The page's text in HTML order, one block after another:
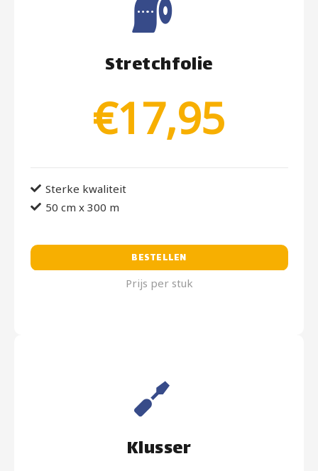
Stretchfolie
€17,95
Sterke kwaliteit
50 cm x 300 m
BESTELLEN
Prijs per stuk
Klusser